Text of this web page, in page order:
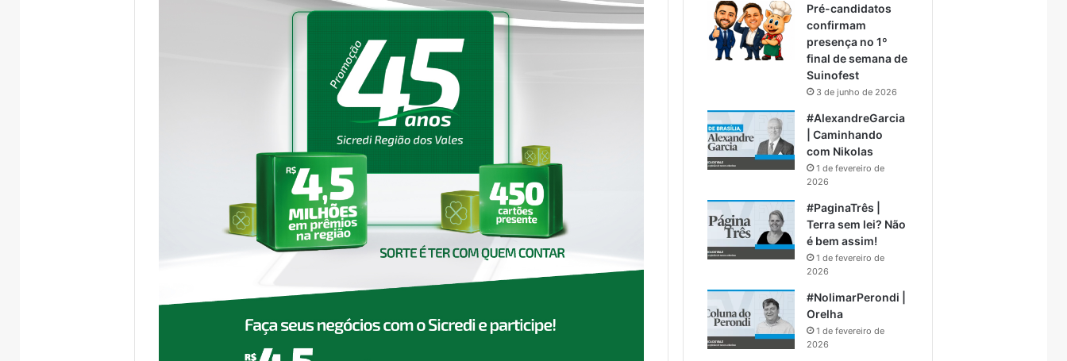
Pré-candidatos
confirmam
presença no 1º
final de semana de
Suinofest
3 de junho de 2026
#AlexandreGarcia
| Caminhando
com Nikolas
1 de fevereiro de
2026
#PaginaTrês |
Terra sem lei? Não
é bem assim!
1 de fevereiro de
2026
#NolimarPerondi |
Orelha
1 de fevereiro de
2026